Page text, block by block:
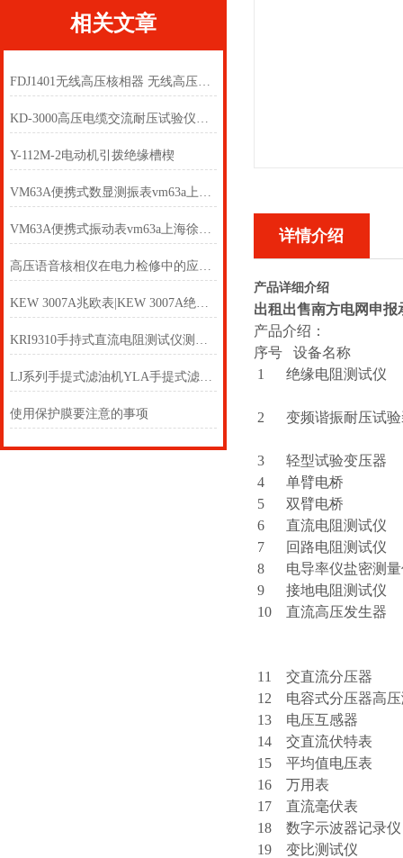
相关文章
FDJ1401无线高压核相器 无线高压核相仪生产厂家
KD-3000高压电缆交流耐压试验仪器 高压电缆交流耐压仪
Y-112M-2电动机引拨绝缘槽楔
VM63A便携式数显测振表vm63a上海徐吉电气
VM63A便携式振动表vm63a上海徐吉电气
高压语音核相仪在电力检修中的应用，保障电网并网安全的关键设备
KEW 3007A兆欧表|KEW 3007A绝缘电阻测试仪
KRI9310手持式直流电阻测试仪测试线
LJ系列手提式滤油机YLA手提式滤油机
使用保护膜要注意的事项
详情介绍
产品详细介绍
出租出售南方电网申
产品介绍：
序号 设备
1 绝缘电阻测
2 变频谐振耐压试
3 轻型试验变
4 单臂电
5 双臂电
6 直流电阻测
7 回路电阻测
8 电导率仪盐
9 接地电阻
10 直流高压发生
11 交直流分
12 电容式分压器
13 电压互感
14 交直流伏
15 平均值电
16 万用
17 直流毫
18 数字示波
19 变比测试